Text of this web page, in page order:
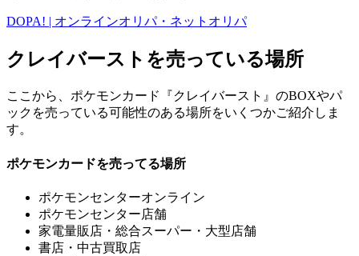
DOPA! | オンラインオリパ・ネットオリパ
クレイバーストを売っている場所
ここから、ポケモンカード『クレイバースト』のBOXやパ
ックを売っている可能性のある場所をいくつかご紹介しま
す。
ポケモンカードを売ってる場所
ポケモンセンターオンライン
ポケモンセンター店舗
家電量販店・総合スーパー・大型店舗
書店・中古買取店